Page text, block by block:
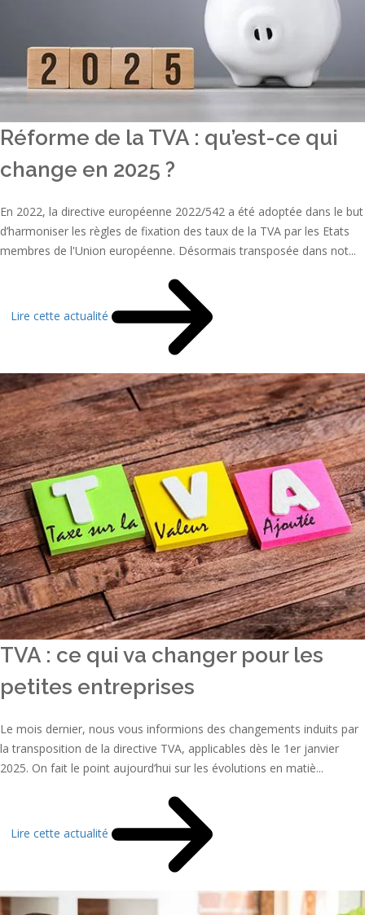
Réforme de la TVA : qu’est-ce qui
change en 2025 ?
En 2022, la directive européenne 2022/542 a été adoptée dans le but
d’harmoniser les règles de fixation des taux de la TVA par les Etats
membres de l'Union européenne. Désormais transposée dans not...
Lire cette actualité
TVA : ce qui va changer pour les
petites entreprises
Le mois dernier, nous vous informions des changements induits par
la transposition de la directive TVA, applicables dès le 1er janvier
2025. On fait le point aujourd’hui sur les évolutions en matiè...
Lire cette actualité